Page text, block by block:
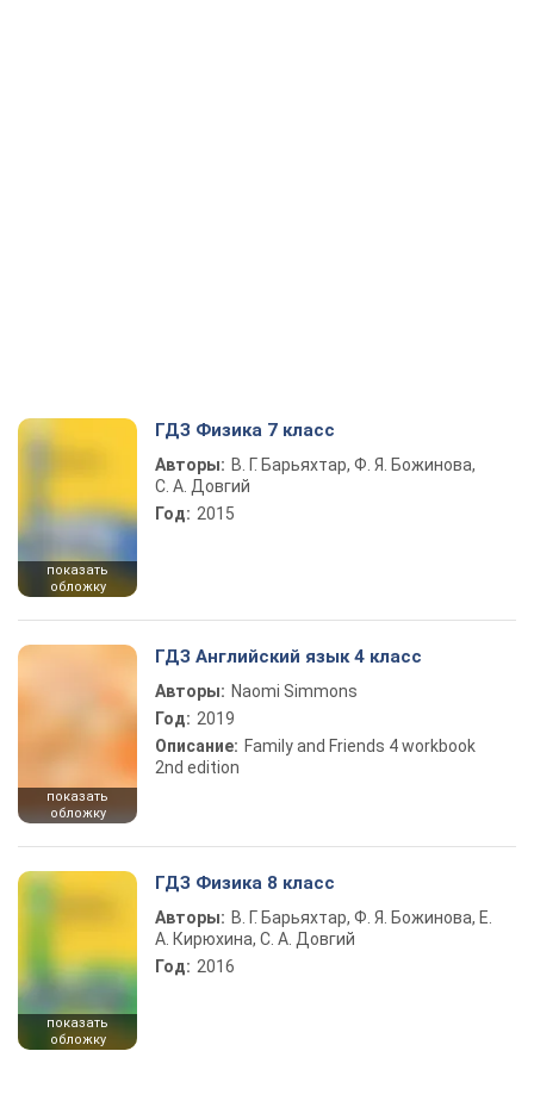
показать
обложку
ГДЗ Физика 7 класс
Авторы: В. Г. Барьяхтар, Ф. Я. Божинова,
С. А. Довгий
Год: 2015
показать
обложку
ГДЗ Английский язык 4 класс
Авторы: Naomi Simmons
Год: 2019
Описание: Family and Friends 4 workbook
2nd edition
показать
обложку
ГДЗ Физика 8 класс
Авторы: В. Г. Барьяхтар, Ф. Я. Божинова, Е.
А. Кирюхина, С. А. Довгий
Год: 2016